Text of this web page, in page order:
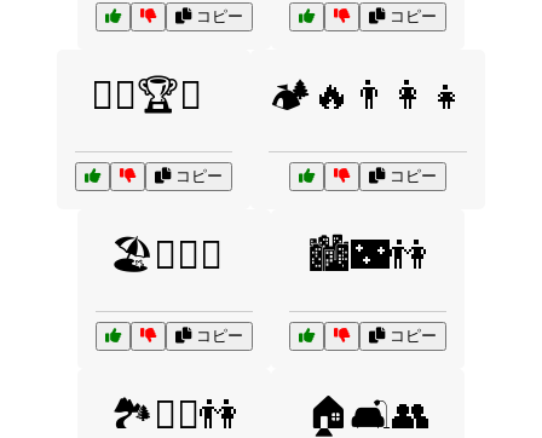
コピー コピー
🏋️‍♂️🏆🥇
コピー
🏕️🔥👨‍👩‍👧
コピー
🏖️🏄‍♂️👫
コピー
🏙️🌃👫
コピー
🏞️🚶‍♀️👫 🏠🛋️👥